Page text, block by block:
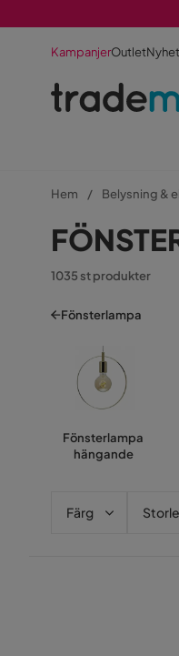
KampanjerOutlet
Hem Belysning & el
1035 st produkter
Fönsterlampa
Fönsterlampa
hängande
Färg